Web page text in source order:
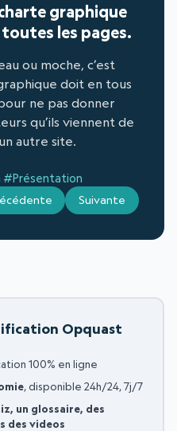
graphique
les pages.
ou moche, c’est
doit en tous
ne pas donner
qu’ils viennent de
autre site.
#Présentation
Suivante
Opquast
100% en ligne
, disponible 24h/24, 7j/7
un glossaire, des
des videos